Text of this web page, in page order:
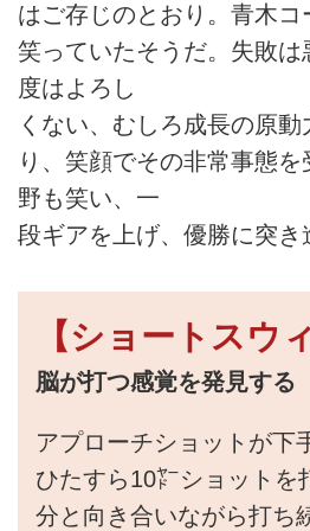
はご存じのとおり。青木コ
笑っていたそうだ。失敗は
度はよろし
くない、むしろ成長の原
り、笑顔でその非常事態
野も笑い、一
段ギアを上げ、優勝に突き
【ショートスウ
脳が打つ感覚を発見する
アプローチショットが下
ひたすら10㍎ショットを
分と向き合いながら打ち